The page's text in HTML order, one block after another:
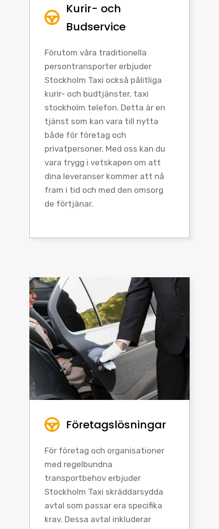
Kurir- och
Budservice
Förutom våra traditionella
persontransporter erbjuder
Stockholm Taxi också pålitliga
kurir- och budtjänster, taxi
stockholm telefon. Detta är en
tjänst som kan vara till nytta
både för företag och
privatpersoner. Med oss kan du
vara trygg i vetskapen om att
dina leveranser kommer att nå
fram i tid och med den omsorg
de förtjänar.
Företagslösningar
För företag och organisationer
med regelbundna
transportbehov erbjuder
Stockholm Taxi skräddarsydda
avtal som passar era specifika
krav. Dessa avtal inkluderar